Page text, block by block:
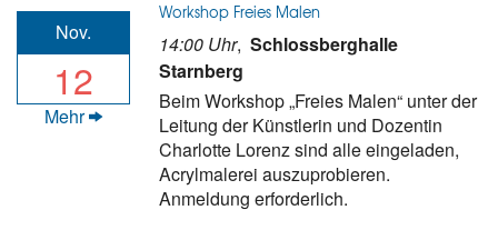
Nov.
12
Mehr
Workshop Freies Malen
14:00 Uhr, Schlossberghalle
Starnberg
Beim Workshop „Freies Malen“ unter der
Leitung der Künstlerin und Dozentin
Charlotte Lorenz sind alle eingeladen,
Acrylmalerei auszuprobieren.
Anmeldung erforderlich.